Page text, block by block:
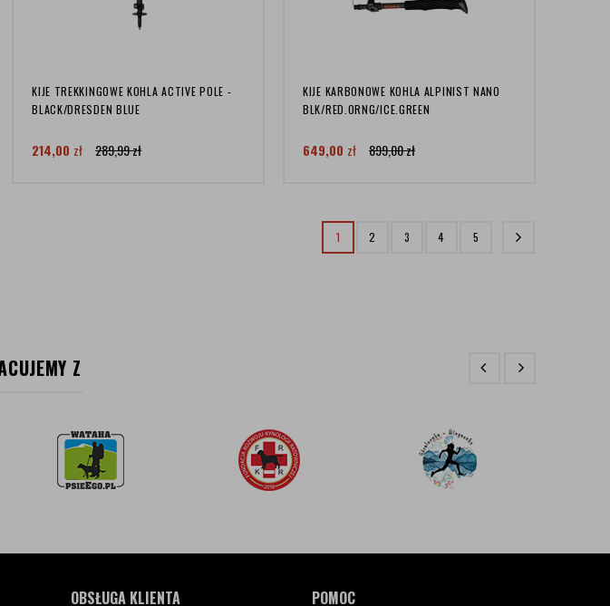
KIJE TREKKINGOWE KOHLA ACTIVE POLE -
BLACK/DRESDEN BLUE
214,00 zł 289,99zł
KIJE KARBONOWE KOHLA ALPINIST NANO
BLK/RED.ORNG/ICE.GREEN
649,00 zł 899,00zł
1 2 3 4 5
Z
OBSŁUGA KLIENTA POMOC